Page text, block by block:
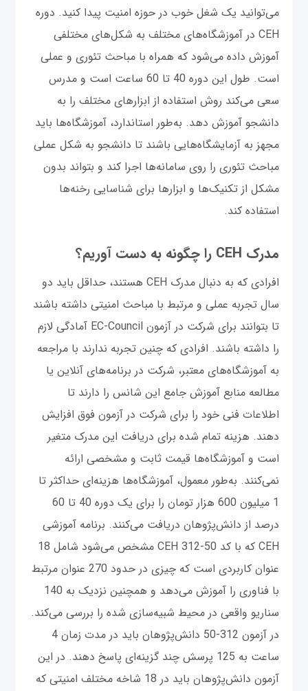
می‌توانید یک شغل خوب در حوزه امنیت پیدا کنید. دوره
CEH در آموزشگاه‌های مختلف به شکل‌های مختلفی
آموزش داده می‌شود که همراه با مباحث تئوری و عملی
است. طول این دوره 40 تا 60 ساعت است و مدرس
سعی می‌کند روش استفاده از ابزارهای مختلف را به
دانشجو آموزش دهد. به‌طور استاندارد، آموزشگاه‌ها باید
مجهز به آزمایشگاه‌هایی باشند تا دانشجو به شکل عملی
مباحث تئوری را روی سامانه‌ها اجرا کند و بتواند بدون
مشکل از تکنیک‌ها و ابزارها برای شناسایی رخنه‌ها
استفاده کند.
مدرک CEH را چگونه به دست آوریم؟
افرادی که به دنبال مدرک CEH هستند، حداقل باید دو
سال تجربه عملی و مرتبط با مباحث امنیتی داشته باشند
تا بتوانند برای شرکت در آزمون EC-Council آمادگی لازم
را داشته باشند. افرادی که چنین تجربه ندارند با مراجعه
به آموزشگاه‌های معتبر، شرکت در برنامه‌های آنلاین یا
مطالعه منابع آموزش جامع این شانس را دارند تا
اطلاعات فنی خود را برای شرکت در آزمون فوق افزایش
دهند. هزینه تمام شده برای دریافت این مدرک متغیر
است و آموزشگاه‌ها قیمت ثابت و مشخصی ارائه
نمی‌کنند. به‌طور معمول، آموزشگاه‌ها هزینه‌ای حداکثر تا
1 میلیون 600 هزار تومان را برای یک دوره 40 تا 60
درصد از دانش‌پژوهان دریافت می‌کنند. برنامه آموزشی
CEH که با کد CEH 312-50 مشخص می‌شود شامل 18
عنوان کاربردی است که چیزی در حدود 270 عنوان مرتبط
با فناوری را آموزش می‌دهد و همچنین نزدیک به 140
سناریو واقعی در محیط شبیه‌سازی شده را بررسی می‌کند.
در آزمون 312-50 دانش‌پژوهان باید در مدت زمان 4
ساعت به 125 پرسش چند گزینه‌ای پاسخ دهند. در این
آزمون دانش‌پژوهان باید در 18 شاخه مختلف امنیتی که